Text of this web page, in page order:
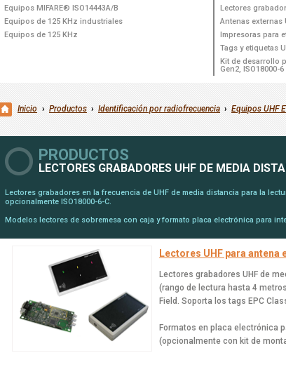
Equipos MIFARE® ISO14443A/B
Equipos de 125 KHz industriales
Equipos de 125 KHz
Lectores
Antenas externas
Impresoras para
Tags y etiquetas
Kit de desarrollo
Gen2, ISO18000-6
Inicio › Productos › Identificación por radiofrecuencia › Equipos UHF
PRODUCTOS
LECTORES GRABADORES UHF DE MEDIA
Lectores grabadores en la frecuencia de UHF de media distancia para la
opcionalmente ISO18000-6-C.
Modelos lectores de sobremesa con caja y formato placa electrónica para
Lectores UHF para antena
Lectores grabadores UHF de
(rango de lectura hasta 4
Field. Soporta los tags EPC
Formatos en placa electrónica
(opcionalmente con kit de